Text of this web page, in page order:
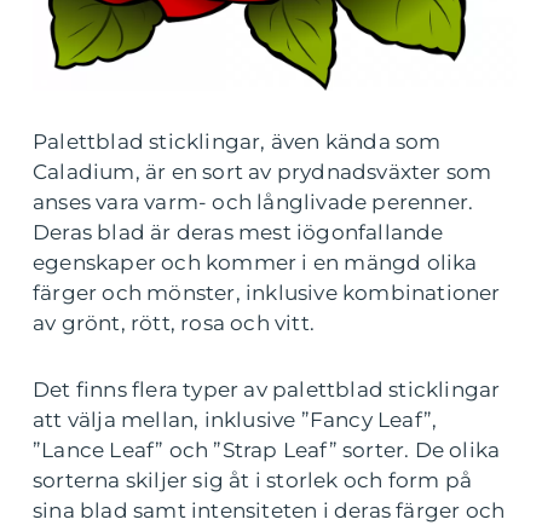
Palettblad sticklingar, även kända som
Caladium, är en sort av prydnadsväxter som
anses vara varm- och långlivade perenner.
Deras blad är deras mest iögonfallande
egenskaper och kommer i en mängd olika
färger och mönster, inklusive kombinationer
av grönt, rött, rosa och vitt.
Det finns flera typer av palettblad sticklingar
att välja mellan, inklusive ”Fancy Leaf”,
”Lance Leaf” och ”Strap Leaf” sorter. De olika
sorterna skiljer sig åt i storlek och form på
sina blad samt intensiteten i deras färger och